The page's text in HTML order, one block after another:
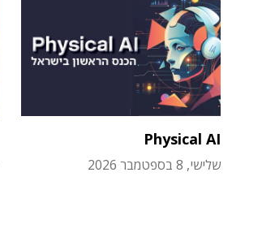
Physical AI
שלישי, 8 בספטמבר 2026